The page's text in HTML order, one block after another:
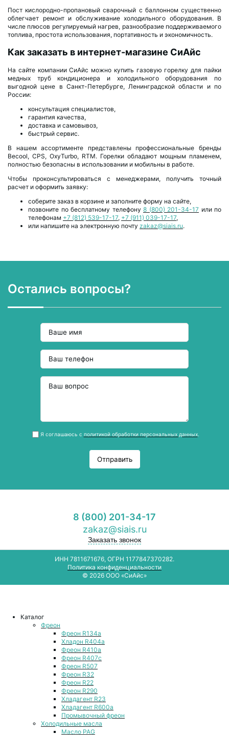
Пост кислородно-пропановый сварочный с баллонном существенно
облегчает ремонт и обслуживание холодильного оборудования. В
числе плюсов регулируемый нагрев, разнообразие поддерживаемого
топлива, простота использования, портативность и экономичность.
Как заказать в интернет-магазине СиАйс
На сайте компании СиАйс можно купить газовую горелку для пайки
медных труб кондиционера и холодильного оборудования по
выгодной цене в Санкт-Петербурге, Ленинградской области и по
России:
консультация специалистов,
гарантия качества,
доставка и самовывоз,
быстрый сервис.
В нашем ассортименте представлены профессиональные бренды
Becool, CPS, OxyTurbo, RTM. Горелки обладают мощным пламенем,
полностью безопасны в использовании и мобильны в работе.
Чтобы проконсультироваться с менеджерами, получить точный
расчет и оформить заявку:
соберите заказ в корзине и заполните форму на сайте,
позвоните по бесплатному телефону 8 (800) 201-34-17 или по
телефонам +7 (812) 539-17-17, +7 (911) 039-17-17,
или напишите на электронную почту zakaz@siais.ru.
Остались вопросы?
Я соглашаюсь с политикой обработки персональных данных.
Отправить
8 (800) 201-34-17
zakaz@siais.ru
Заказать звонок
ИНН 7811671676, ОГРН 1177847370282.
Политика конфиденциальности
© 2026 ООО «СиАйс»
Каталог
Фреон
Фреон R134a
Хладон R404a
Фреон R410a
Фреон R407с
Фреон R507
Фреон R32
Фреон R22
Фреон R290
Хладагент R23
Хладагент R600a
Промывочный фреон
Холодильные масла
Масло PAG